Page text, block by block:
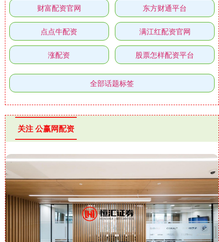
财富配资官网 东方财通平台
点点牛配资 满江红配资官网
涨配资 股票怎样配资平台
全部话题标签
关注 公赢网配资